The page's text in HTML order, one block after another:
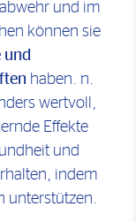
und im
können sie
haben. n.
wertvoll,
Effekte
und
indem
unterstützen.